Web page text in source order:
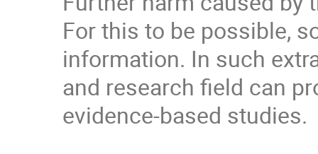
For this to be possible,
information. In such
and research field can
evidence-based studies.